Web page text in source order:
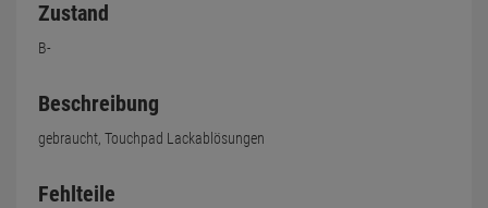
Zustand
B-
Beschreibung
gebraucht, Touchpad Lackablösungen
Fehlteile